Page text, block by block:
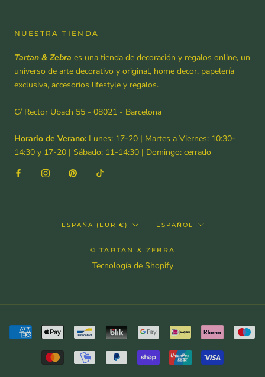
NUESTRA TIENDA
Tartan & Zebra es una tienda de decoración y regalos online, un
universo de arte decorativo y original, home decor, papelería
exclusiva, accesorios lifestyle y regalos.
C/ Rector Ubach 55 - 08021 - Barcelona
Horario de Verano: Lunes: 17-20 | Martes a Viernes: 10:30-
14:30 y 17-20 | Sábado: 11-14:30 | Domingo: cerrado
País/región
ESPAÑA (EUR €) Idioma
ESPAÑOL
© TARTAN & ZEBRA
Tecnología de Shopify